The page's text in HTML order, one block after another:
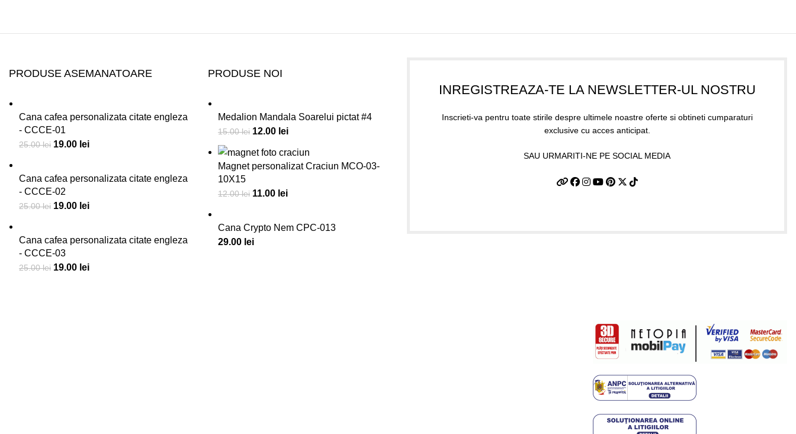
PRODUSE ASEMANATOARE
Cana cafea personalizata citate engleza
- CCCE-01
25.00lei 19.00 lei
Cana cafea personalizata citate engleza
- CCCE-02
25.00lei 19.00 lei
Cana cafea personalizata citate engleza
- CCCE-03
25.00lei 19.00 lei
PRODUSE NOI
Medalion Mandala Soarelui pictat #4
15.00lei 12.00 lei
Magnet personalizat Craciun MCO-03-
10X15
12.00lei 11.00 lei
Cana Crypto Nem CPC-013
29.00 lei
INREGISTREAZA-TE LA NEWSLETTER-UL NOSTRU
Inscrieti-va pentru toate stirile despre ultimele noastre oferte si obtineti cumparaturi
exclusive cu acces anticipat.
SAU URMARITI-NE PE SOCIAL MEDIA